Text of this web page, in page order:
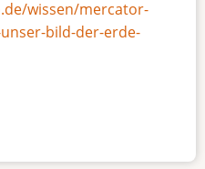
wissen/mercator-
bild-der-erde-